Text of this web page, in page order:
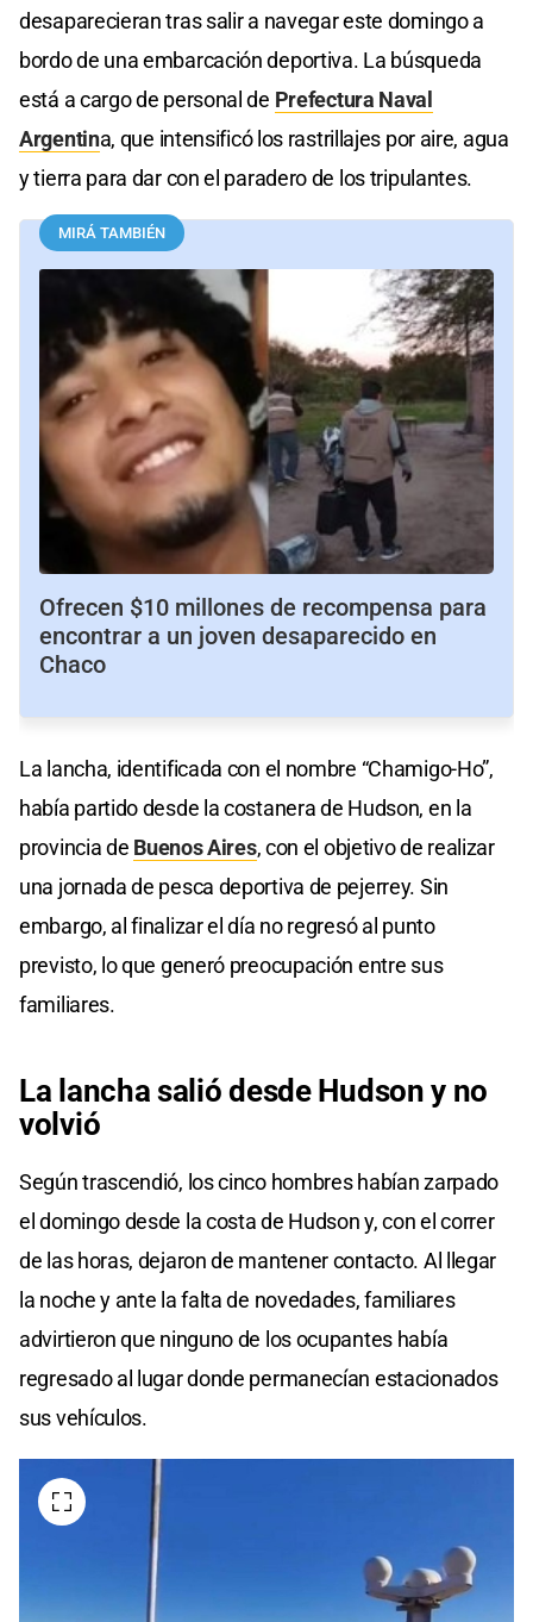
desaparecieran tras salir a navegar este domingo a
bordo de una embarcación deportiva. La búsqueda
está a cargo de personal de Prefectura Naval
Argentina, que intensificó los rastrillajes por aire, agua
y tierra para dar con el paradero de los tripulantes.
MIRÁ TAMBIÉN
Ofrecen $10 millones de recompensa para
encontrar a un joven desaparecido en
Chaco
La lancha, identificada con el nombre “Chamigo-Ho”,
había partido desde la costanera de Hudson, en la
provincia de Buenos Aires, con el objetivo de realizar
una jornada de pesca deportiva de pejerrey. Sin
embargo, al finalizar el día no regresó al punto
previsto, lo que generó preocupación entre sus
familiares.
La lancha salió desde Hudson y no
volvió
Según trascendió, los cinco hombres habían zarpado
el domingo desde la costa de Hudson y, con el correr
de las horas, dejaron de mantener contacto. Al llegar
la noche y ante la falta de novedades, familiares
advirtieron que ninguno de los ocupantes había
regresado al lugar donde permanecían estacionados
sus vehículos.